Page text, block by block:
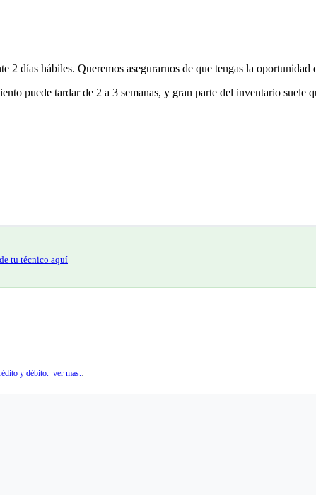
2 días hábiles. Queremos asegurarnos de que tengas la oportunidad
puede tardar de 2 a 3 semanas, y gran parte del inventario
tu técnico aquí
y débito. ver mas..